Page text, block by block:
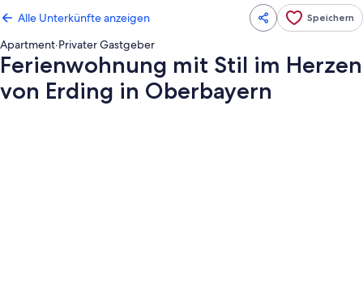
Alle Unterkünfte anzeigen Speichern
Apartment·Privater Gastgeber
Ferienwohnung mit Stil im Herzen
von Erding in Oberbayern